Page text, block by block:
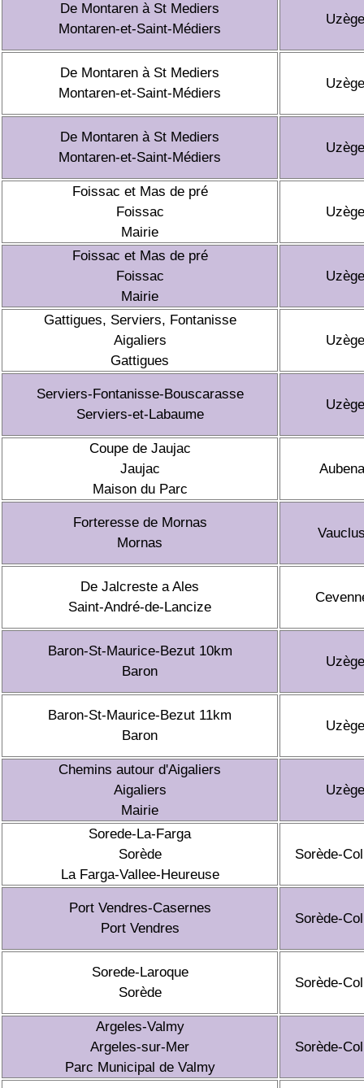
De Montaren à St Mediers
Montaren-et-Saint-Médiers
Uzège
De Montaren à St Mediers
Montaren-et-Saint-Médiers
Uzège
De Montaren à St Mediers
Montaren-et-Saint-Médiers
Uzège
Foissac et Mas de pré
Foissac
Mairie
Uzège
Foissac et Mas de pré
Foissac
Mairie
Uzège
Gattigues, Serviers, Fontanisse
Aigaliers
Gattigues
Uzège
Serviers-Fontanisse-Bouscarasse
Serviers-et-Labaume
Uzège
Coupe de Jaujac
Jaujac
Maison du Parc
Forteresse de Mornas
Mornas
De Jalcreste a Ales
Saint-André-de-Lancize
Baron-St-Maurice-Bezut 10km
Baron
Uzège
Baron-St-Maurice-Bezut 11km
Baron
Uzège
Chemins autour d'Aigaliers
Aigaliers
Mairie
Uzège
Sorede-La-Farga
Sorède
La Farga-Vallee-Heureuse
Sorède-
Port Vendres-Casernes
Port Vendres
Sorède-
Sorede-Laroque
Sorède
Sorède-
Argeles-Valmy
Argeles-sur-Mer
Parc Municipal de Valmy
Sorède-